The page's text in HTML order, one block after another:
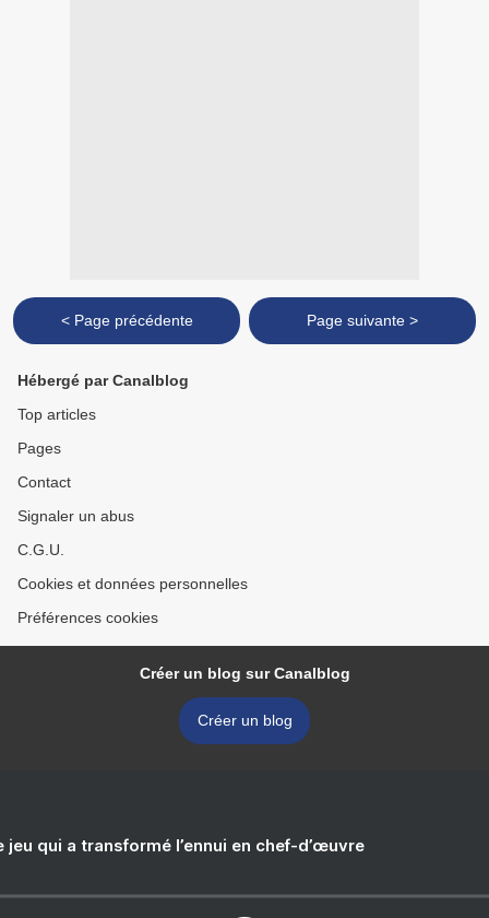
< Page précédente Page suivante >
Hébergé par Canalblog
Top articles
Pages
Contact
Signaler un abus
C.G.U.
Cookies et données personnelles
Préférences cookies
Créer un blog sur Canalblog
Créer un blog
jeu qui a transformé l’ennui en chef-d’œuvre